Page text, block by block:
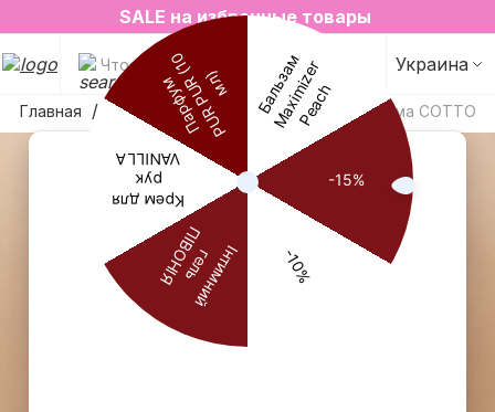
2=3 на любимые ароматы для дома✨
SALE на избранные товары
Что будем искать? Украина
Главная Ароматы для дома Аромат для дома COTTON